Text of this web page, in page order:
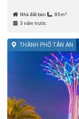
Nhà đất bán 85m 2
3 năm trước
THÀNH PHỐ TÂN AN